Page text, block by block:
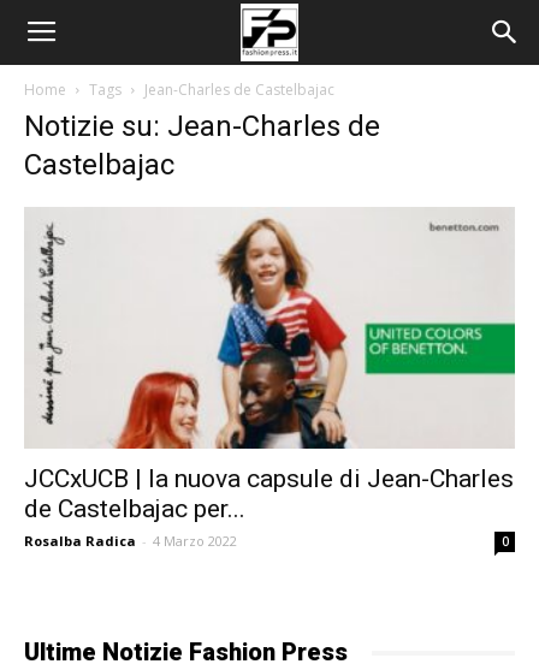
Home Tags Jean-Charles de Castelbajac
Notizie su: Jean-Charles de
Castelbajac
JCCxUCB | la nuova capsule di Jean-Charles
de Castelbajac per...
Rosalba Radica - 4 Marzo 2022 0
Ultime Notizie Fashion Press